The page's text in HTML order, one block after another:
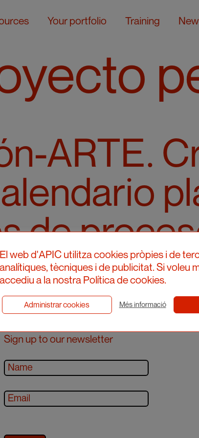
Your portfolio Training
ARTE.
de
Sign up to our newsletter
El web d'APIC utilitza cookies pròpies i de
analítiques, tècniques i de publicitat. Si voleu
accediu a la nostra Política de cookies.
Administrar cookies Més informació